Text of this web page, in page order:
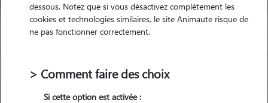
dessous. Notez que si vous désactivez complètement les
cookies et technologies similaires, le site Animaute risque de
ne pas fonctionner correctement.
> Comment faire des choix
Si cette option est activée :